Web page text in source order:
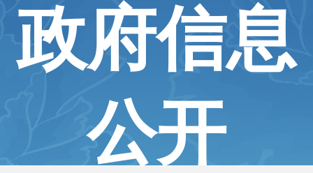
政府信息
公开